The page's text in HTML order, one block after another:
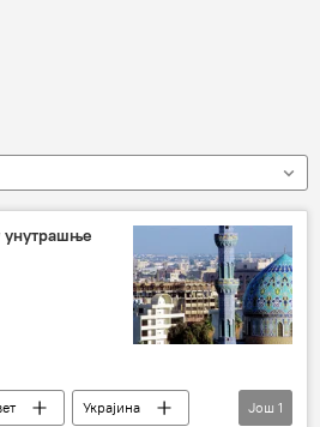
унутрашње
Украјина
Још 1